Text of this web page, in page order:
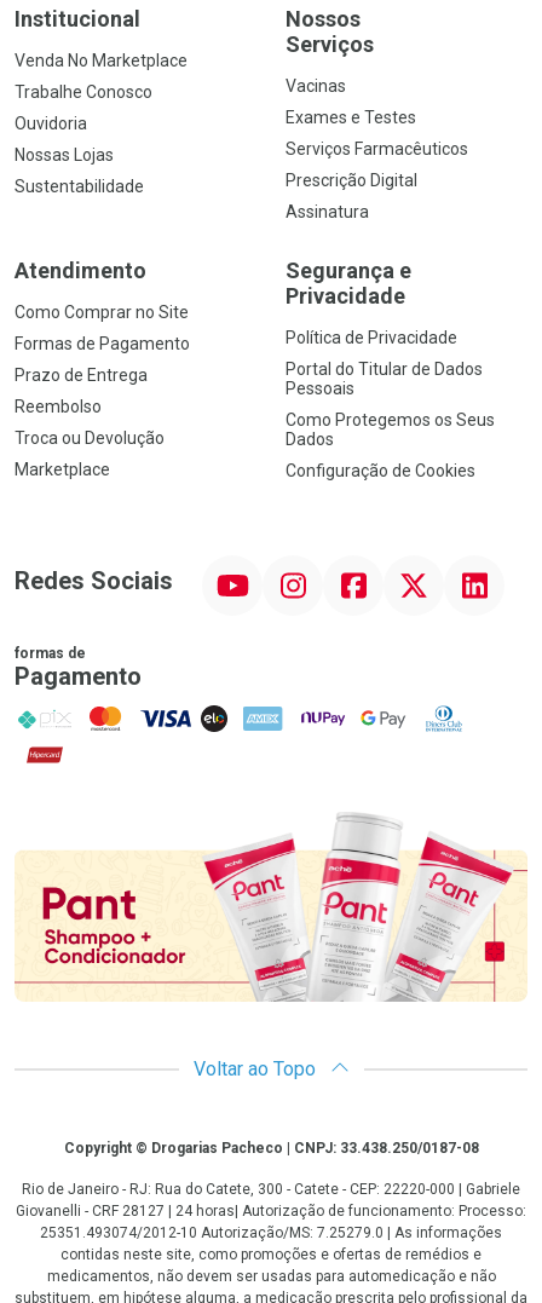
Institucional
Venda No Marketplace
Trabalhe Conosco
Ouvidoria
Nossas Lojas
Sustentabilidade
Nossos
Serviços
Vacinas
Exames e Testes
Serviços Farmacêuticos
Prescrição Digital
Assinatura
Atendimento
Como Comprar no Site
Formas de Pagamento
Prazo de Entrega
Reembolso
Troca ou Devolução
Marketplace
Segurança e
Privacidade
Política de Privacidade
Portal do Titular de Dados
Pessoais
Como Protegemos os Seus
Dados
Configuração de Cookies
Redes Sociais InstagramFacebook Linkedin
formas de
Pagamento
PIX MasterCard
VISA ELO AMEX NuPay Google PayDiners Club
Hipercard
Promoção em Destaque
Voltar ao Topo
CopyrightCopyright © Drogarias Pacheco | CNPJ: 33.438.250/0187-08
Rio de Janeiro - RJ: Rua do Catete, 300 - Catete - CEP: 22220-000 | Gabriele
Giovanelli - CRF 28127 | 24 horas| Autorização de funcionamento: Processo:
25351.493074/2012-10 Autorização/MS: 7.25279.0 | As informações
contidas neste site, como promoções e ofertas de remédios e
medicamentos, não devem ser usadas para automedicação e não
substituem, em hipótese alguma, a medicação prescrita pelo profissional da